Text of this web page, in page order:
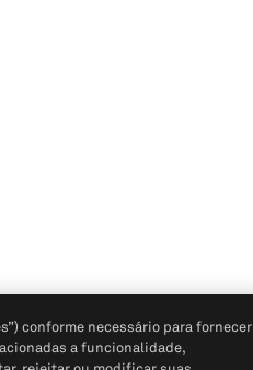
conforme necessário para fornecer
a funcionalidade,